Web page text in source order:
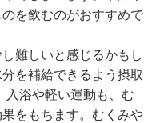
を飲むのがおすすめで
難しいと感じるかもし
を補給できるよう摂取
入浴や軽い運動も、む
をもちます。むくみや